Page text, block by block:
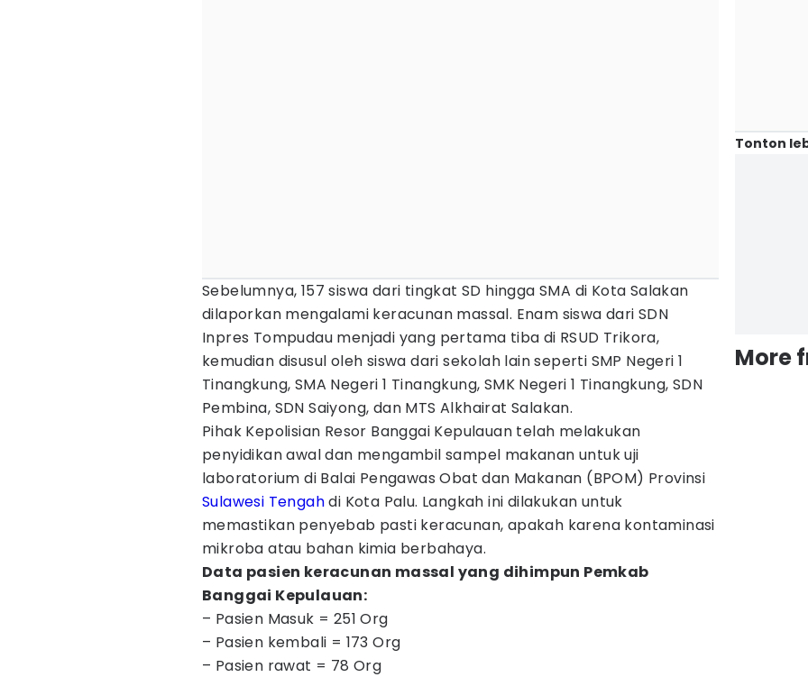
Sebelumnya, 157 siswa dari tingkat SD hingga SMA di Kota Salakan
dilaporkan mengalami keracunan massal. Enam siswa dari SDN
Inpres Tompudau menjadi yang pertama tiba di RSUD Trikora,
kemudian disusul oleh siswa dari sekolah lain seperti SMP Negeri 1
Tinangkung, SMA Negeri 1 Tinangkung, SMK Negeri 1 Tinangkung, SDN
Pembina, SDN Saiyong, dan MTS Alkhairat Salakan.
Pihak Kepolisian Resor Banggai Kepulauan telah melakukan
penyidikan awal dan mengambil sampel makanan untuk uji
laboratorium di Balai Pengawas Obat dan Makanan (BPOM) Provinsi
Sulawesi Tengahdi Kota Palu. Langkah ini dilakukan untuk
memastikan penyebab pasti keracunan, apakah karena kontaminasi
mikroba atau bahan kimia berbahaya.
Data pasien keracunan massal yang dihimpun Pemkab
Banggai Kepulauan:
– Pasien Masuk = 251 Org
– Pasien kembali = 173 Org
– Pasien rawat = 78 Org
Tonton
More